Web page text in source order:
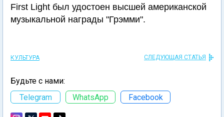
First Light был удостоен высшей американской
музыкальной награды "Грэмми".
КУЛЬТУРА СЛЕДУЮЩАЯ СТАТЬЯ
Будьте с нами:
Telegram
WhatsApp Facebook